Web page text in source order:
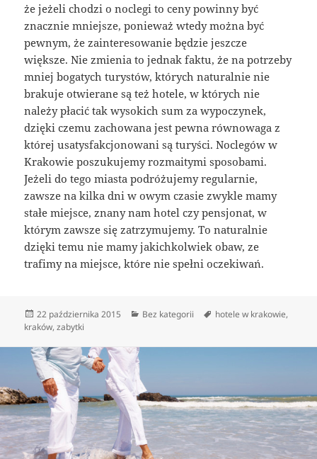
że jeżeli chodzi o noclegi to ceny powinny być
znacznie mniejsze, ponieważ wtedy można być
pewnym, że zainteresowanie będzie jeszcze
większe. Nie zmienia to jednak faktu, że na potrzeby
mniej bogatych turystów, których naturalnie nie
brakuje otwierane są też hotele, w których nie
należy płacić tak wysokich sum za wypoczynek,
dzięki czemu zachowana jest pewna równowaga z
której usatysfakcjonowani są turyści. Noclegów w
Krakowie poszukujemy rozmaitymi sposobami.
Jeżeli do tego miasta podróżujemy regularnie,
zawsze na kilka dni w owym czasie zwykle mamy
stałe miejsce, znany nam hotel czy pensjonat, w
którym zawsze się zatrzymujemy. To naturalnie
dzięki temu nie mamy jakichkolwiek obaw, ze
trafimy na miejsce, które nie spełni oczekiwań.
Data
publikacji
22 października 2015 Kategorie
Bez kategorii Tagi
hotele w krakowie,
kraków,zabytki